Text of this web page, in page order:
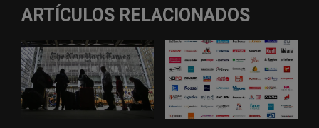
k
n
p
m
ARTÍCULOS RELACIONADOS